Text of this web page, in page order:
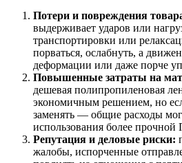
Потери и повреждения
выдерживает ударов или
транспортировки или
порваться, ослабнуть, а
деформации или даже порче
Повышенные затраты на
дешевая полипропиленовая
экономичным решением, но
заменять — общие расходы
использования более
Репутация и деловые риски:
жалобы, испорченные